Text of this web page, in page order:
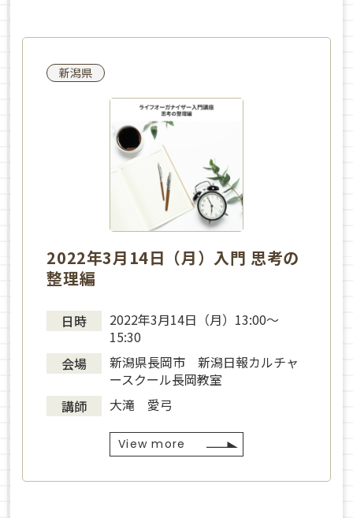
新潟県
2022年3月14日（月）入門 思考の
整理編
日時
2022年3月14日（月）13:00～
15:30
会場
新潟県長岡市 新潟日報カルチャ
ースクール長岡教室
講師
大滝 愛弓
View more